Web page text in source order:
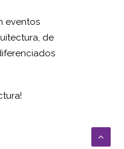
eventos
de